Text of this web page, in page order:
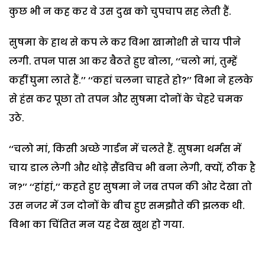
कुछ भी न कह कर वे उस दुख को चुपचाप सह लेती हैं.
सुषमा के हाथ से कप ले कर विभा खामोशी से चाय पीने
लगी. तपन पास आ कर बैठते हुए बोला, ‘‘चलो मां, तुम्हें
कहीं घुमा लाते हैं.’’ ‘‘कहां चलना चाहते हो?’’ विभा ने हलके
से हंस कर पूछा तो तपन और सुषमा दोनों के चेहरे चमक
उठे.
‘‘चलो मां, किसी अच्छे गार्डन में चलते हैं. सुषमा थर्मस में
चाय डाल लेगी और थोड़े सैंडविच भी बना लेगी, क्यों, ठीक है
न?’’ ‘‘हांहां,’’ कहते हुए सुषमा ने जब तपन की ओर देखा तो
उस नजर में उन दोनों के बीच हुए समझौते की झलक थी.
विभा का चिंतित मन यह देख खुश हो गया.